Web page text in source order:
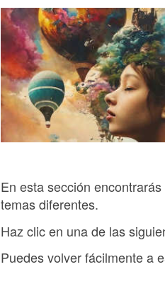
En esta sección
temas diferentes.
Haz clic en una de las
Puedes volver fácilmente a